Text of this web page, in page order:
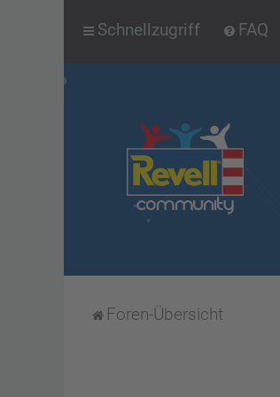
Schnellzugriff FAQ
Foren-Übersicht